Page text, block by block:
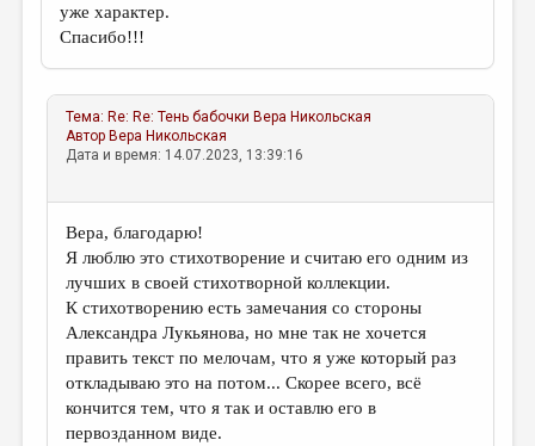
уже характер.
Спасибо!!!
Тема:Re: Re: Тень бабочки Вера Никольская
АвторВера Никольская
Дата и время: 14.07.2023, 13:39:16
Вера, благодарю!
Я люблю это стихотворение и считаю его одним из
лучших в своей стихотворной коллекции.
К стихотворению есть замечания со стороны
Александра Лукьянова, но мне так не хочется
править текст по мелочам, что я уже который раз
откладываю это на потом... Скорее всего, всё
кончится тем, что я так и оставлю его в
первозданном виде.